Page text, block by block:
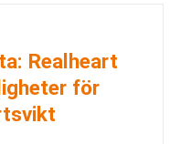
Realheart
för